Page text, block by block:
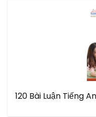
120 Bài Luận Tiếng